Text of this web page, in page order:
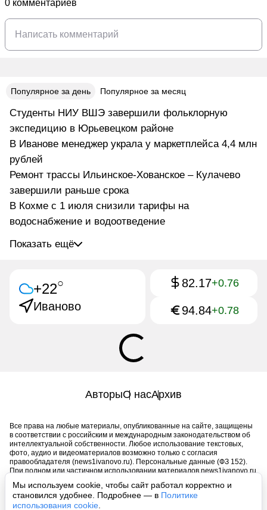
Мы используем cookie, чтобы сайт работал корректно и
становился удобнее. Подробнее — в Политике
использования cookie
0 комментариев
Популярное за день Популярное за месяц
Студенты НИУ ВШЭ завершили фольклорную
экспедицию в Юрьевецком районе
В Иванове менеджер украла у маркетплейса 4,4 млн
рублей
Ремонт трассы Ильинское-Хованское – Кулачево
завершили раньше срока
В Кохме с 1 июля снизили тарифы на
водоснабжение и водоотведение
Показать ещё
+22○
Иваново
82.17+0.76
94.84+0.78
АвторыО насАрхив
Все права на любые материалы, опубликованные на сайте, защищены
в соответствии с российским и международным законодательством об
интеллектуальной собственности. Любое использование текстовых,
фото, аудио и видеоматериалов возможно только с согласия
правообладателя (news1ivanovo.ru). Персональные данные (ФЗ 152).
При полном или частичном использовании материалов news1ivanovo.ru
обязательна. Запрещено для детей. Оригинал текста:
https://news1ivanovo.ru/